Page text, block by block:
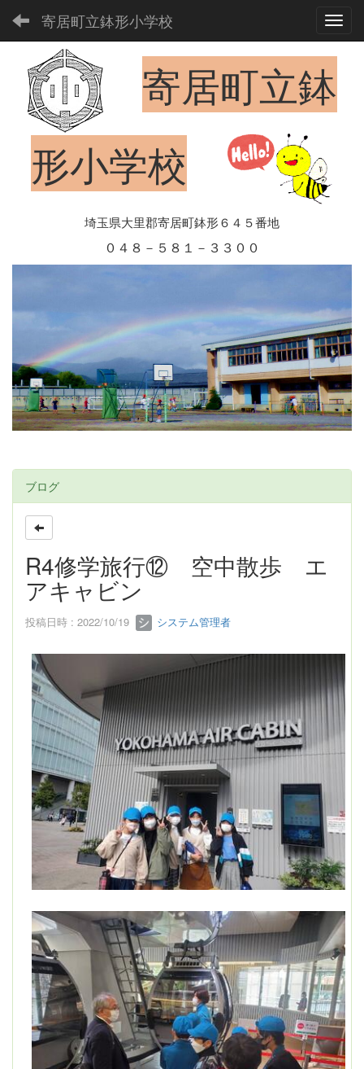
寄居町立鉢形小学校
寄居町立鉢
形小学校
埼玉県大里郡寄居町鉢形６４５番地
０４８－５８１－３３００
ブログ
R4修学旅行⑫ 空中散歩 エ
アキャビン
投稿日時 : 2022/10/19 システム管理者